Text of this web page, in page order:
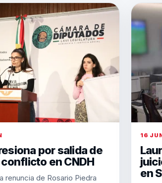
por salida de
en CNDH
renuncia de Rosario Piedra
16
en